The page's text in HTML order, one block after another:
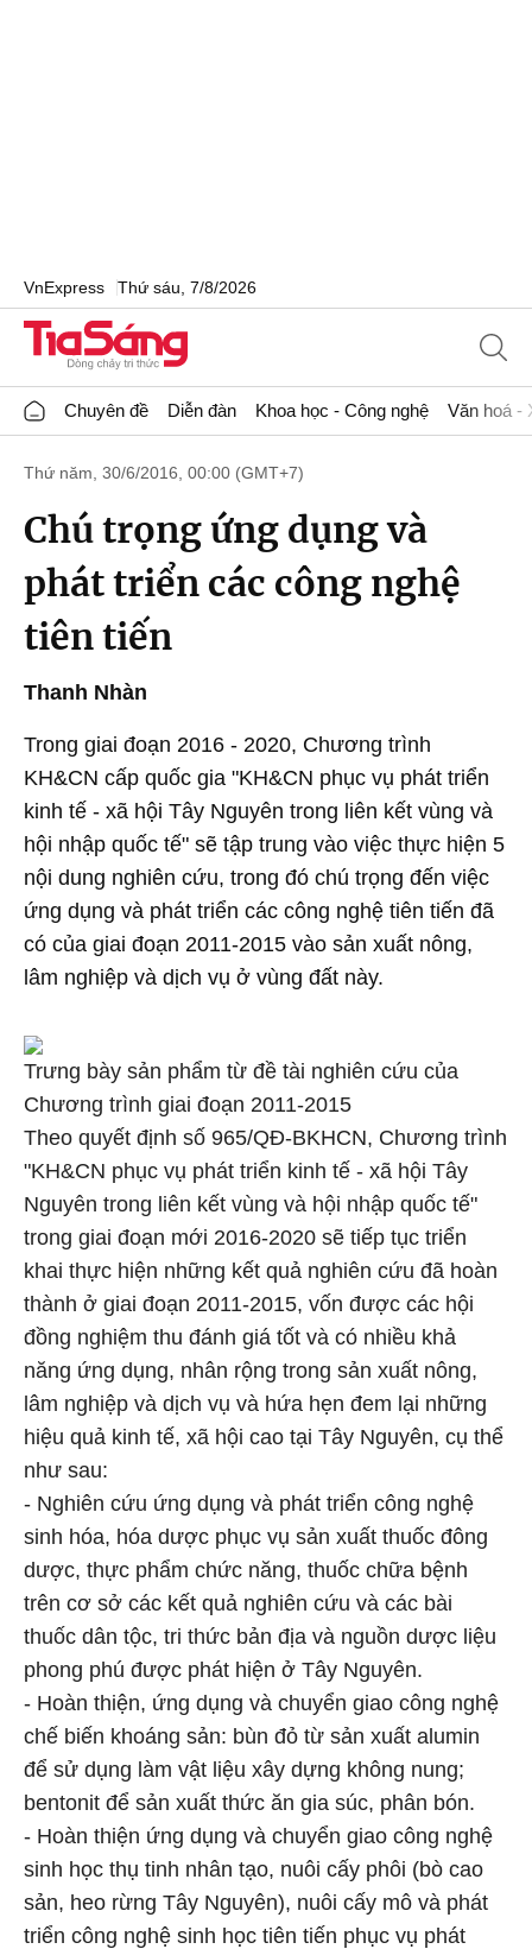
VnExpress Thứ sáu, 7/8/2026
Chuyên đề Diễn đàn Khoa học - Công nghệ Văn hoá -
Thứ năm, 30/6/2016, 00:00 (GMT+7)
Chú trọng ứng dụng và
phát triển các công nghệ
tiên tiến
Thanh Nhàn
Trong giai đoạn 2016 - 2020, Chương trình
KH&CN cấp quốc gia "KH&CN phục vụ phát triển
kinh tế - xã hội Tây Nguyên trong liên kết vùng và
hội nhập quốc tế" sẽ tập trung vào việc thực hiện 5
nội dung nghiên cứu, trong đó chú trọng đến việc
ứng dụng và phát triển các công nghệ tiên tiến đã
có của giai đoạn 2011-2015 vào sản xuất nông,
lâm nghiệp và dịch vụ ở vùng đất này.
Trưng bày sản phẩm từ đề tài nghiên cứu của
Chương trình giai đoạn 2011-2015
Theo quyết định số 965/QĐ-BKHCN, Chương trình
"KH&CN phục vụ phát triển kinh tế - xã hội Tây
Nguyên trong liên kết vùng và hội nhập quốc tế"
trong giai đoạn mới 2016-2020 sẽ tiếp tục triển
khai thực hiện những kết quả nghiên cứu đã hoàn
thành ở giai đoạn 2011-2015, vốn được các hội
đồng nghiệm thu đánh giá tốt và có nhiều khả
năng ứng dụng, nhân rộng trong sản xuất nông,
lâm nghiệp và dịch vụ và hứa hẹn đem lại những
hiệu quả kinh tế, xã hội cao tại Tây Nguyên, cụ thể
như sau:
- Nghiên cứu ứng dụng và phát triển công nghệ
sinh hóa, hóa dược phục vụ sản xuất thuốc đông
dược, thực phẩm chức năng, thuốc chữa bệnh
trên cơ sở các kết quả nghiên cứu và các bài
thuốc dân tộc, tri thức bản địa và nguồn dược liệu
phong phú được phát hiện ở Tây Nguyên.
- Hoàn thiện, ứng dụng và chuyển giao công nghệ
chế biến khoáng sản: bùn đỏ từ sản xuất alumin
để sử dụng làm vật liệu xây dựng không nung;
bentonit để sản xuất thức ăn gia súc, phân bón.
- Hoàn thiện ứng dụng và chuyển giao công nghệ
sinh học thụ tinh nhân tạo, nuôi cấy phôi (bò cao
sản, heo rừng Tây Nguyên), nuôi cấy mô và phát
triển công nghệ sinh học tiên tiến phục vụ phát